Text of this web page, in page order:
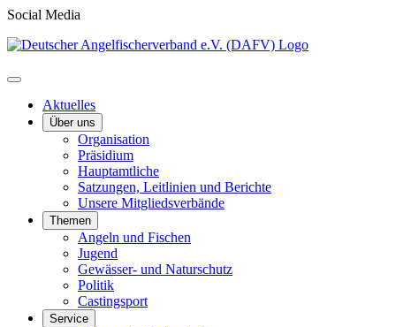
Social Media
Aktuelles
Über uns
Organisation
Präsidium
Hauptamtliche
Satzungen, Leitlinien und Berichte
Unsere Mitgliedsverbände
Themen
Angeln und Fischen
Jugend
Gewässer- und Naturschutz
Politik
Castingsport
Service